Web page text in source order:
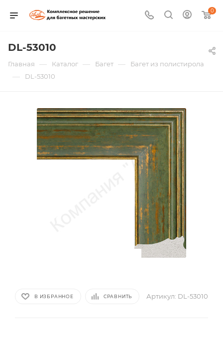
0
DL-53010
Главная — Каталог — Багет — Багет из полистирола
— DL-53010
В ИЗБРАННОЕ СРАВНИТЬ Артикул: DL-53010